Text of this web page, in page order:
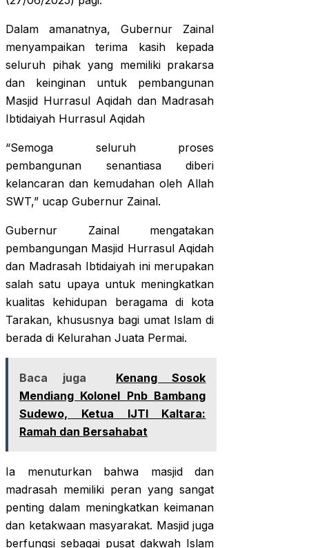
Dalam amanatnya, Gubernur Zainal
menyampaikan terima kasih kepada
seluruh pihak yang memiliki prakarsa
dan keinginan untuk pembangunan
Masjid Hurrasul Aqidah dan Madrasah
Ibtidaiyah Hurrasul Aqidah
“Semoga seluruh proses
pembangunan senantiasa diberi
kelancaran dan kemudahan oleh Allah
SWT,” ucap Gubernur Zainal.
Gubernur Zainal mengatakan
pembangungan Masjid Hurrasul Aqidah
dan Madrasah Ibtidaiyah ini merupakan
salah satu upaya untuk meningkatkan
kualitas kehidupan beragama di kota
Tarakan, khususnya bagi umat Islam di
berada di Kelurahan Juata Permai.
Baca juga
Kenang Sosok
Mendiang Kolonel Pnb Bambang
Sudewo, Ketua IJTI Kaltara:
Ramah dan Bersahabat
Ia menuturkan bahwa masjid dan
madrasah memiliki peran yang sangat
penting dalam meningkatkan keimanan
dan ketakwaan masyarakat. Masjid juga
berfungsi sebagai pusat dakwah Islam